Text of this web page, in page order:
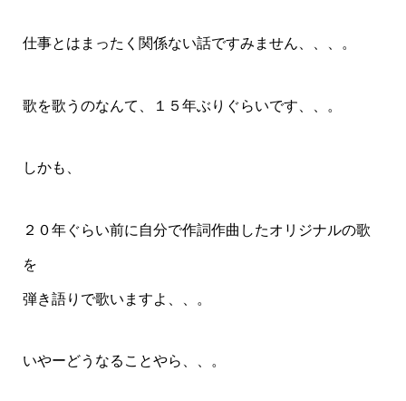
仕事とはまったく関係ない話ですみません、、、。
歌を歌うのなんて、１５年ぶりぐらいです、、。
しかも、
２０年ぐらい前に自分で作詞作曲したオリジナルの歌
を
弾き語りで歌いますよ、、。
いやーどうなることやら、、。